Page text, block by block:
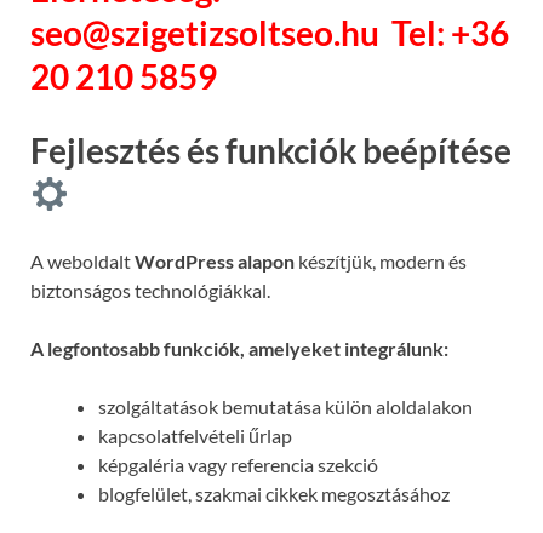
seo@szigetizsoltseo.hu Tel: +36
20 210 5859
Fejlesztés és funkciók beépítése
A weboldaltWordPress alapon készítjük, modern és
biztonságos technológiákkal.
A legfontosabb funkciók, amelyeket integrálunk:
szolgáltatások bemutatása külön aloldalakon
kapcsolatfelvételi űrlap
képgaléria vagy referencia szekció
blogfelület, szakmai cikkek megosztásához